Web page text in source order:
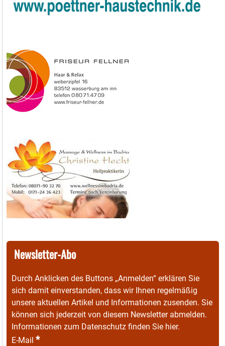
Newsletter-Abo
Durch Anklicken des Buttons „Anmelden“ erklären Sie
sich damit einverstanden, dass wir Ihnen regelmäßig
unsere aktuellen Artikel und Informationen zusenden. Sie
können sich jederzeit von diesem Newsletter abmelden.
Informationen zum Datenschutz finden Sie hier.
E-Mail *